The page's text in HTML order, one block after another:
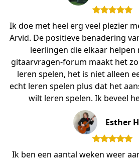
Ik doe met heel erg veel plezier
Arvid. De positieve benadering
leerlingen die elkaar
gitaarvragen-forum maakt het
leren spelen, het is niet alleen
echt leren spelen plus dat het
wilt leren spelen. Ik beveel
Esther
Ik ben een aantal weken weer